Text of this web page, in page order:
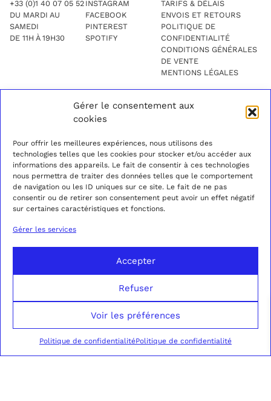
Gérer le consentement aux
cookies
Pour offrir les meilleures expériences, nous utilisons des
technologies telles que les cookies pour stocker et/ou accéder aux
informations des appareils. Le fait de consentir à ces technologies
nous permettra de traiter des données telles que le comportement
de navigation ou les ID uniques sur ce site. Le fait de ne pas
consentir ou de retirer son consentement peut avoir un effet négatif
sur certaines caractéristiques et fonctions.
Gérer les services
Accepter
Refuser
Voir les préférences
Politique de confidentialitéPolitique de confidentialité
+33 (0)1 40 07 05 52
DU MARDI AU
SAMEDI
DE 11H À 19H30
INSTAGRAM
FACEBOOK
PINTEREST
SPOTIFY
TARIFS & DÉLAIS
ENVOIS ET RETOURS
POLITIQUE DE
CONFIDENTIALITÉ
CONDITIONS GÉNÉRALES
DE VENTE
MENTIONS LÉGALES